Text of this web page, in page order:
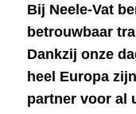
Bij Neele-Vat
betrouwbaar
Dankzij onze
heel Europa
partner voor al